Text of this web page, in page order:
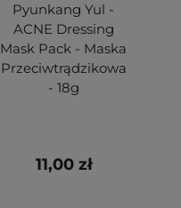
Pyunkang Yul -
ACNE Dressing
Mask Pack - Maska
Przeciwtrądzikowa
- 18g
11,00 zł